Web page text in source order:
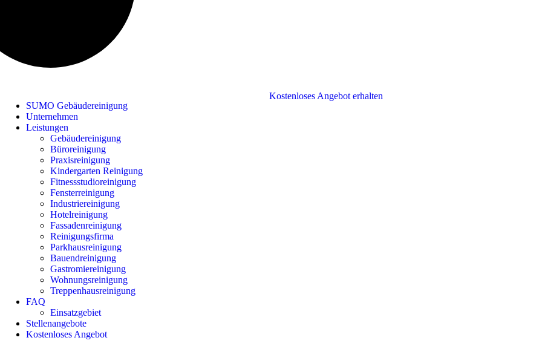
SUMO Gebäudereinigung
Unternehmen
Leistungen
Gebäudereinigung
Büroreinigung
Praxisreinigung
Kindergarten Reinigung
Fitnessstudioreinigung
Fensterreinigung
Industriereinigung
Hotelreinigung
Fassadenreinigung
Reinigungsfirma
Parkhausreinigung
Bauendreinigung
Gastromiereinigung
Wohnungsreinigung
Treppenhausreinigung
FAQ
Einsatzgebiet
Stellenangebote
Kostenloses Angebot
Kostenloses Angebot erhalten